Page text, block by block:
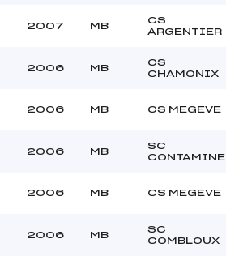
2007 MB
CS
ARGENTIER
2006 MB
CS
CHAMONIX
2006 MB CS MEGEVE
2006 MB
SC
CONTAMINE
2006 MB CS MEGEVE
2006 MB
SC
COMBLOUX